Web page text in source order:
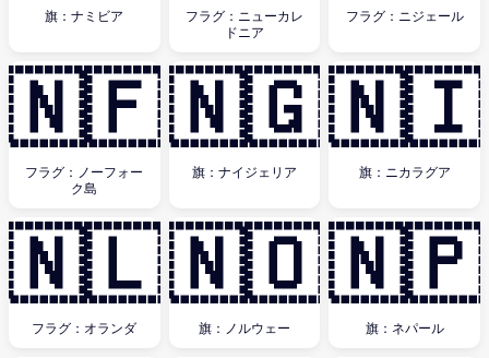
旗：ナミビア
フラグ：ニューカレ
ドニア
フラグ：ニジェール
🇳🇫
フラグ：ノーフォー
ク島
🇳🇬
旗：ナイジェリア
🇳🇮
旗：ニカラグア
🇳🇱
フラグ：オランダ
🇳🇴
旗：ノルウェー
🇳🇵
旗：ネパール